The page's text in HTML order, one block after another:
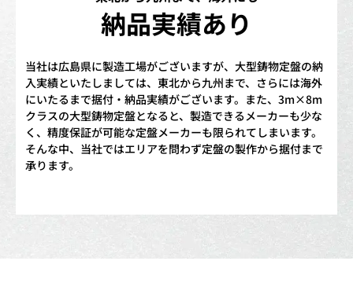
納品実績あり
当社は広島県に製造工場がございますが、大型鋳物定盤の納
入実績といたしましては、東北から九州まで、さらには海外
にいたるまで据付・納品実績がございます。また、3m×8m
クラスの大型鋳物定盤となると、製造できるメーカーも少な
く、精度保証が可能な定盤メーカーも限られてしまいます。
そんな中、当社ではエリアを問わず定盤の製作から据付まで
承ります。